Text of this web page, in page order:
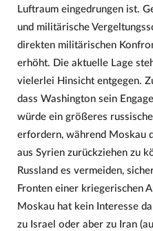
Luftraum eingedrungen ist.
und militärische
direkten militärischen
erhöht. Die aktuelle Lage
vielerlei Hinsicht entgegen.
dass Washington sein
würde ein größeres
erfordern, während Moskau
aus Syrien zurückziehen zu
Russland es vermeiden,
Fronten einer kriegerischen
Moskau hat kein Interesse
zu Israel oder aber zu Iran